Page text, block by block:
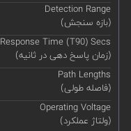
Detection Range
(بازه سنجش)
Response Time (T90) Secs
(زمان پاسخ دهی در ثانیه)
Path Lengths
(فاصله طولی)
Operating Voltage
(ولتاژ عملکرد)